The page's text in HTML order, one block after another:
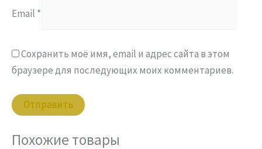
Email *
Сохранить моё имя, email и адрес сайта в этом
браузере для последующих моих комментариев.
Похожие товары